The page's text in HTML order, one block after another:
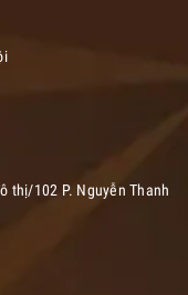
thị/102 P. Nguyễn Thanh